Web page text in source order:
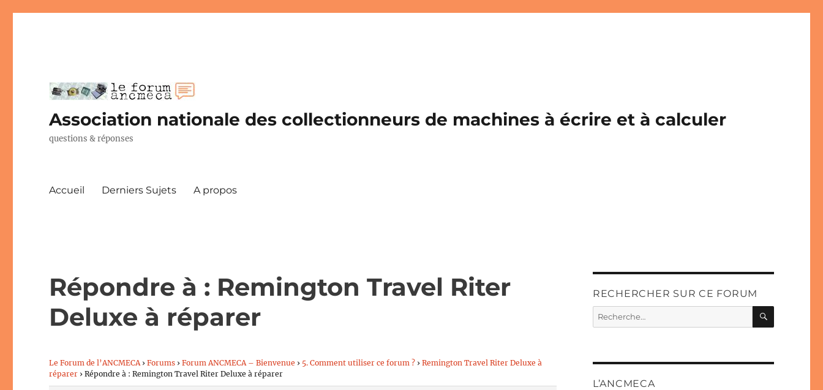
Association nationale des collectionneurs de machines à écrire et à calculer
questions & réponses
Accueil Derniers Sujets A propos
Répondre à : Remington Travel Riter
Deluxe à réparer
Le Forum de l’ANCMECA › Forums › Forum ANCMECA – Bienvenue › 5. Comment utiliser ce forum ? › Remington Travel Riter Deluxe à
réparer › Répondre à : Remington Travel Riter Deluxe à réparer
RECHERCHER SUR CE FORUM
Recherche
pour :
L’ANCMECA